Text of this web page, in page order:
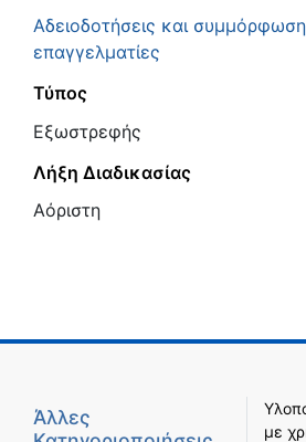
Αδειοδοτήσεις και συμμόρφωση
επαγγελματίες
Τύπος
Εξωστρεφής
Λήξη Διαδικασίας
Αόριστη
Άλλες
με